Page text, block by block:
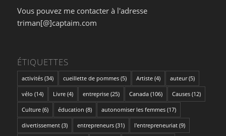
Vous pouvez me contacter à l'adresse
triman[@]captaim.com
ÉTIQUETTES
activités(34) cueillette de pommes(5) Artiste(4) auteur(5)
vélo (14) Livre(4) entreprise(25) Canada(106) Causes(12)
Culture(6) éducation (8) autonomiser les femmes(17)
divertissement(3) entrepreneurs(31) l'entrepreneuriat(9)